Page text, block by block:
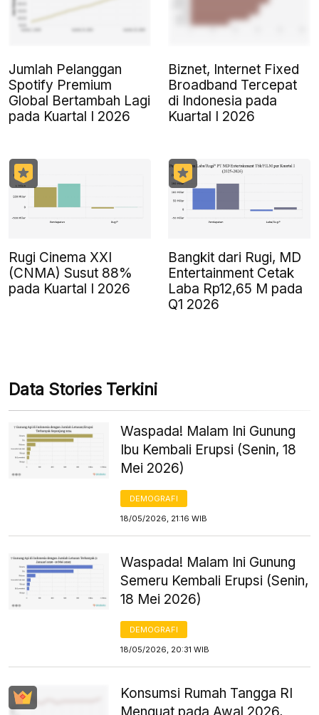
Jumlah Pelanggan
Spotify Premium
Global Bertambah Lagi
pada Kuartal I 2026
Biznet, Internet Fixed
Broadband Tercepat
di Indonesia pada
Kuartal I 2026
Rugi Cinema XXI
(CNMA) Susut 88%
pada Kuartal I 2026
Bangkit dari Rugi, MD
Entertainment Cetak
Laba Rp12,65 M pada
Q1 2026
Data Stories Terkini
Waspada! Malam Ini Gunung
Ibu Kembali Erupsi (Senin, 18
Mei 2026)
DEMOGRAFI
18/05/2026, 21:16 WIB
Waspada! Malam Ini Gunung
Semeru Kembali Erupsi (Senin,
18 Mei 2026)
DEMOGRAFI
18/05/2026, 20:31 WIB
Konsumsi Rumah Tangga RI
Menguat pada Awal 2026,